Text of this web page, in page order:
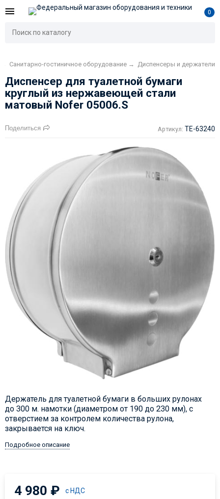
0
Санитарно-гостиничное оборудование → Диспенсеры и держатели
Диспенсер для туалетной бумаги
круглый из нержавеющей стали
матовый Nofer 05006.S
Поделиться Артикул: TE-63240
Держатель для туалетной бумаги в больших рулонах
до 300 м. намотки (диаметром от 190 до 230 мм), с
отверстием за контролем количества рулона,
закрывается на ключ.
Подробное описание
4 980₽ с НДС